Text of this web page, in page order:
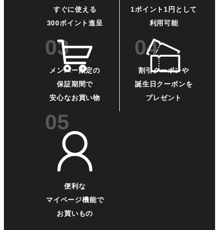
すぐに使える
300ポイント進呈
1ポイント1円として
利用可能
メンバー限定の
保証期間で
安心なお買い物
割引クーポンや
誕生日クーポンを
プレゼント
便利な
マイページ機能で
お買いもの